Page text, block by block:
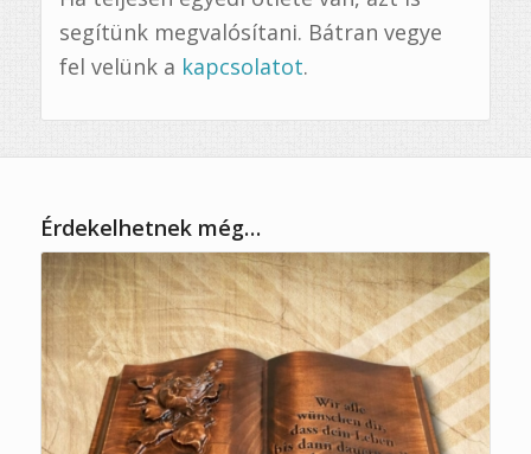
segítünk megvalósítani. Bátran vegye
fel velünk a kapcsolatot.
Érdekelhetnek még…